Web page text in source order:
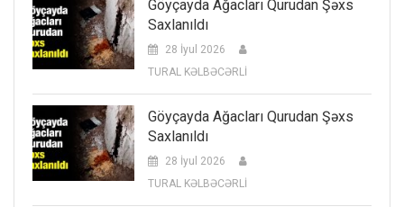
Göyçayda Ağacları Qurudan Şəxs
Saxlanıldı
28 İyul 2026
TURAL KƏLBƏCƏRLİ
Göyçayda Ağacları Qurudan Şəxs
Saxlanıldı
28 İyul 2026
TURAL KƏLBƏCƏRLİ